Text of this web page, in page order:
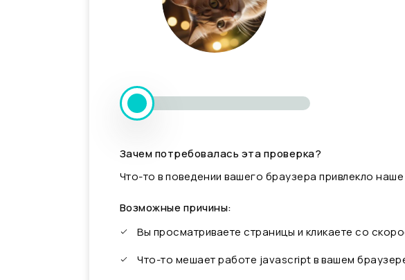
Зачем потребовалась эта проверка?
Что-то в поведении вашего браузера привлекло
Возможные причины:
Вы просматриваете страницы и кликаете со
Что-то мешает работе javascript в вашем